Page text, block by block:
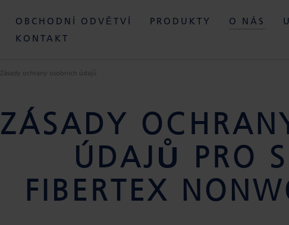
OBCHODNÍ ODVĚTVÍ PRODUKTY O NÁS
KONTAKT
Zásady ochrany osobních údajů
ZÁSADY
ÚDAJŮ PRO
FIBERTEX